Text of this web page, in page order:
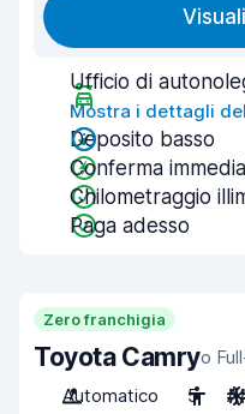
Ufficio di
Mostra i dettagli
Deposito basso
Conferma
Chilometraggio
Paga adesso
Zero franchigia
Toyota Camryo
Automatico
5